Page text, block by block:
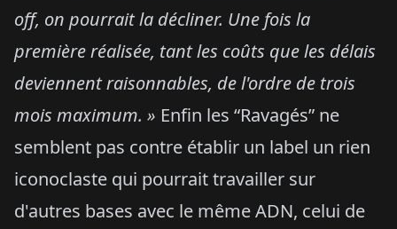
off, on pourrait la décliner. Une fois la
première réalisée, tant les coûts que les délais
deviennent raisonnables, de l'ordre de trois
mois maximum. » Enfin les “Ravagés” ne
semblent pas contre établir un label un rien
iconoclaste qui pourrait travailler sur
d'autres bases avec le même ADN, celui de